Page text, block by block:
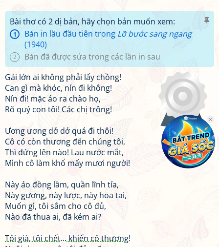
Bài thơ có 2 dị bản, hãy chọn bản muốn xem:
1 Bản in lầu đầu tiên trong Lỡ bước sang ngang
(1940)
2
Bản đã được sửa trong các lần in sau
Gái lớn ai không phải lấy chồng!
Can gì mà khóc, nín đi không!
Nín đi! mặc áo ra chào họ,
Rõ quý con tôi! Các chị trông!
Ương ương dở dở quá đi thôi!
Cô có còn thương đến chúng tôi,
Thì đứng lên nào! Lau nước mắt,
Mình cô làm khổ mấy mươi người!
Này áo đồng lầm, quần lĩnh tía,
Này gương, này lược, này hoa tai,
Muốn gì, tôi sắm cho cô đủ,
Nào đã thua ai, đã kém ai?
Tôi già, tôi chết... khiến cô thương!